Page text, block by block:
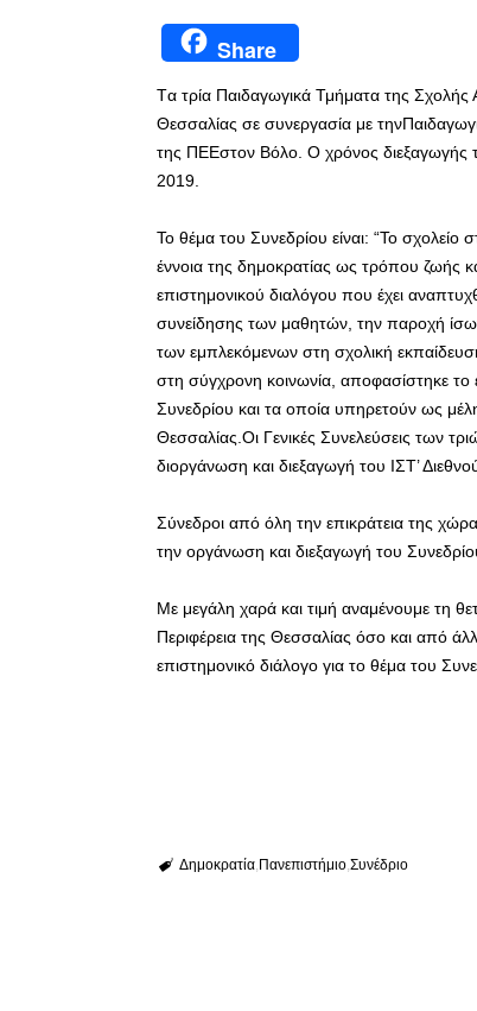
Share
Tα τρία Παιδαγωγικά Τμήματα της
Θεσσαλίας σε συνεργασία με
της ΠΕΕστον Βόλο. Ο χρόνος διεξαγωγής
2019.
Το θέμα του Συνεδρίου είναι: “Το
έννοια της δημοκρατίας ως τρόπου ζωής
επιστημονικού διαλόγου που έχει
συνείδησης των μαθητών, την παροχή
των εμπλεκόμενων στη σχολική
στη σύγχρονη κοινωνία, αποφασίστηκε
Συνεδρίου και τα οποία υπηρετούν ως
Θεσσαλίας.Οι Γενικές Συνελεύσεις των
διοργάνωση και διεξαγωγή του ΙΣΤ’
Σύνεδροι από όλη την επικράτεια της
την οργάνωση και διεξαγωγή του
Με μεγάλη χαρά και τιμή αναμένουμε τη
Περιφέρεια της Θεσσαλίας όσο και από
επιστημονικό διάλογο για το θέμα του
Δημοκρατία Πανεπιστήμιο Συνέδριο